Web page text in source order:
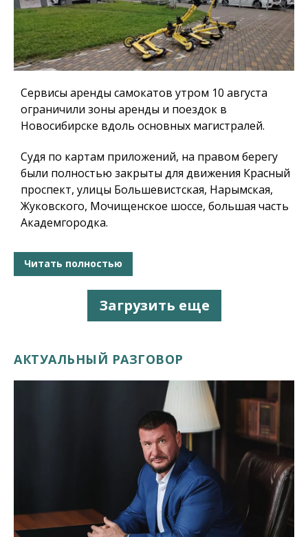
Сервисы аренды самокатов утром 10 августа
ограничили зоны аренды и поездок в
Новосибирске вдоль основных магистралей.
Судя по картам приложений, на правом берегу
были полностью закрыты для движения Красный
проспект, улицы Большевистская, Нарымская,
Жуковского, Мочищенское шоссе, большая часть
Академгородка.
Читать полностью
Загрузить еще
АКТУАЛЬНЫЙ РАЗГОВОР